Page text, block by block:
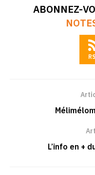
ABONNEZ-
L’info en +